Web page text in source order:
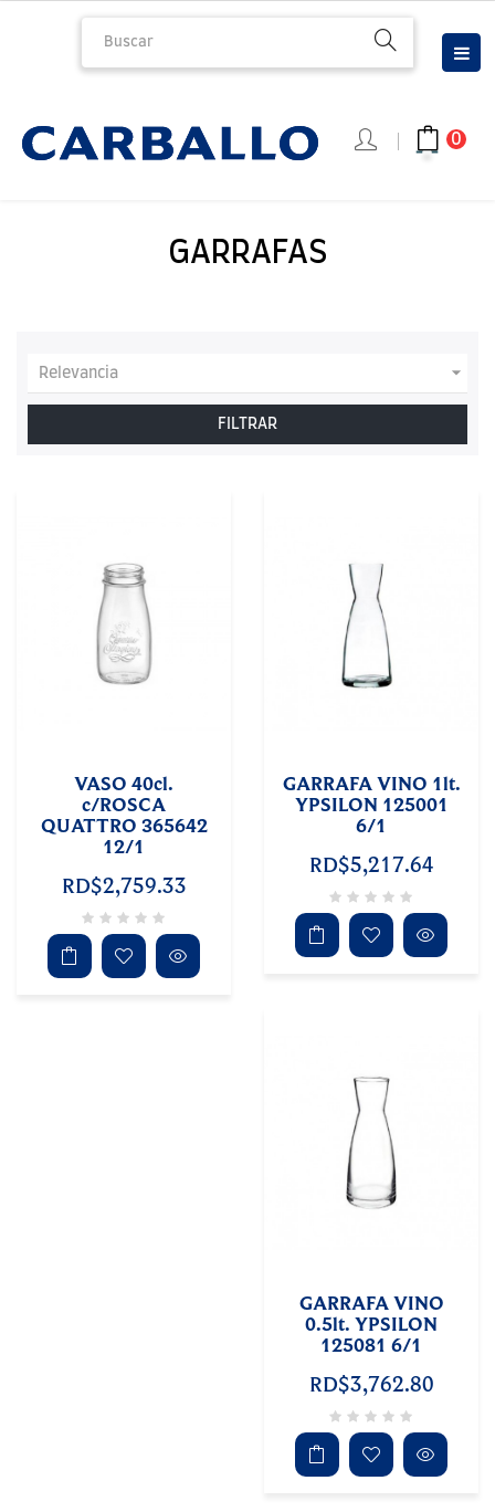
0
de
☰
GARRAFAS
Relevancia 
FILTRAR
VASO 40cl.
c/ROSCA
QUATTRO 365642
12/1
RD$2,759.33
GARRAFA VINO 1lt.
YPSILON 125001
6/1
RD$5,217.64
GARRAFA VINO
0.5lt. YPSILON
125081 6/1
RD$3,762.80